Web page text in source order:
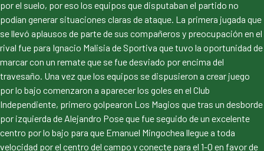
por el suelo, por eso los equipos que disputaban el partido no
podían generar situaciones claras de ataque. La primera jugada que
se llevó aplausos de parte de sus compañeros y preocupación en el
rival fue para Ignacio Malisia de Sportiva que tuvo la oportunidad de
marcar con un remate que se fue desviado por encima del
travesaño. Una vez que los equipos se dispusieron a crear juego
por lo bajo comenzaron a aparecer los goles en el Club
Independiente, primero golpearon Los Magios que tras un desborde
por izquierda de Alejandro Pose que fue seguido de un excelente
centro por lo bajo para que Emanuel Mingochea llegue a toda
velocidad por el centro del campo y conecte para el 1-0 en favor de